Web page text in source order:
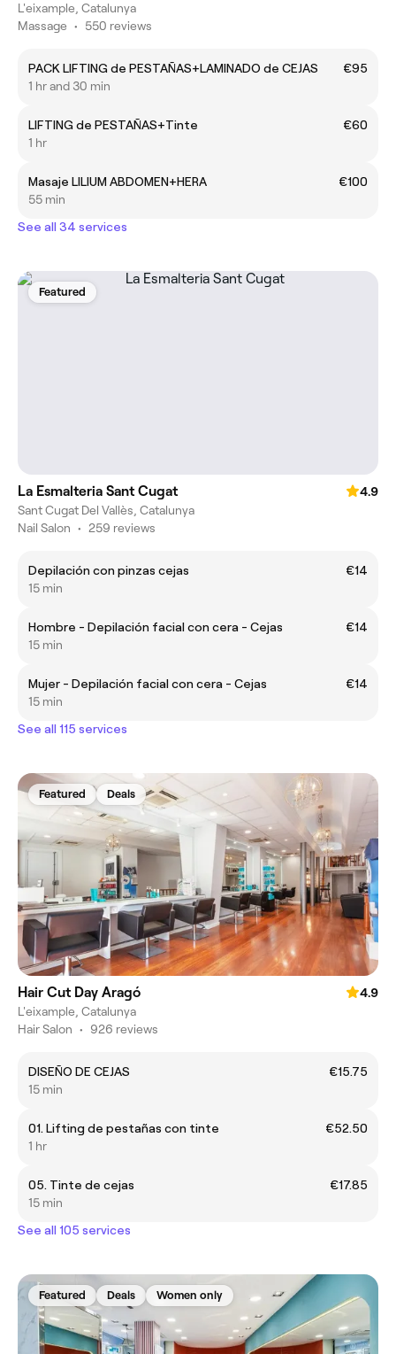
L'eixample, Catalunya
Massage • 550 reviews
PACK LIFTING de PESTAÑAS+LAMINADO de CEJAS
€95
1 hr and 30 min
LIFTING de PESTAÑAS+Tinte
€60
1 hr
Masaje LILIUM ABDOMEN+HERA
€100
55 min
See all 34 services
Featured
La Esmalteria Sant Cugat
4.9
Sant Cugat Del Vallès, Catalunya
Nail Salon • 259 reviews
Depilación con pinzas cejas
€14
15 min
Hombre - Depilación facial con cera - Cejas
€14
15 min
Mujer - Depilación facial con cera - Cejas
€14
15 min
See all 115 services
Featured Deals
Hair Cut Day Aragó
4.9
L'eixample, Catalunya
Hair Salon • 926 reviews
DISEÑO DE CEJAS
€15.75
15 min
01. Lifting de pestañas con tinte
€52.50
1 hr
05. Tinte de cejas
€17.85
15 min
See all 105 services
Featured Deals Women only